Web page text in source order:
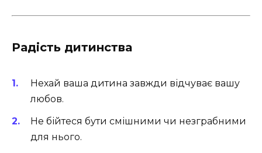
Радість дитинства
Нехай ваша дитина завжди відчуває вашу
любов.
Не бійтеся бути смішними чи незграбними
для нього.